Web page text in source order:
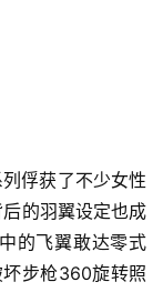
俘获了不少女性
的羽翼设定也成
的飞翼敢达零式
坏步枪360旋转照